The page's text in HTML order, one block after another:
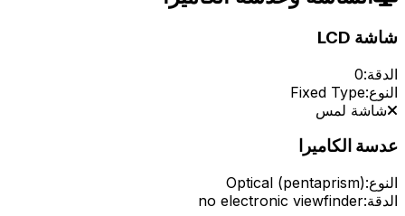
شاشة LCD
الدقة:0
النوع:Fixed Type
شاشة لمس
عدسة الكاميرا
النوع:Optical (pentaprism)
الدقة:no electronic viewfinder